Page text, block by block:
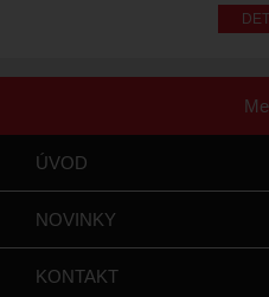
ÚVOD
NOVINKY
KONTAKT